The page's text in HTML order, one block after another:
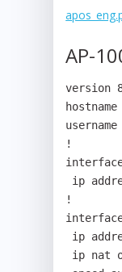
AP-
version
hostname
!
interface
!